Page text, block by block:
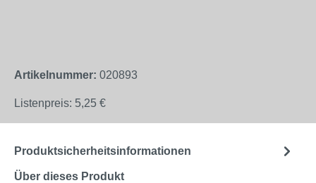
Artikelnummer: 020893
Listenpreis: 5,25 €
Über dieses Produkt
Produktsicherheitsinformationen